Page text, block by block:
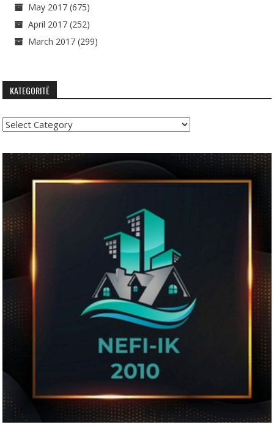
May 2017 (675)
April 2017 (252)
March 2017 (299)
KATEGORITË
Kategoritë